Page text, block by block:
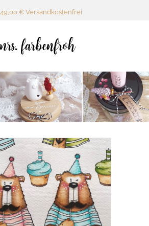
€ Versandkostenfrei